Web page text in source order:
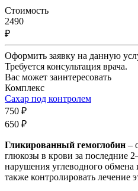
Стоимость
2490
₽
Оформить заявку на данную
Требуется консультация врача.
Вас может заинтересовать
Комплекс
Сахар под контролем
750 ₽
650 ₽
Гликированный гемоглобин –
глюкозы в крови за последние
нарушения углеводного обмена
также контролировать лечение